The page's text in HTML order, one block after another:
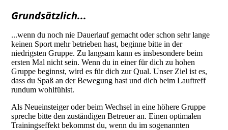
Grundsätzlich...
...wenn du noch nie Dauerlauf gemacht oder schon sehr lange
keinen Sport mehr betrieben hast, beginne bitte in der
niedrigsten Gruppe. Zu langsam kann es insbesondere beim
ersten Mal nicht sein. Wenn du in einer für dich zu hohen
Gruppe beginnst, wird es für dich zur Qual. Unser Ziel ist es,
dass du Spaß an der Bewegung hast und dich beim Lauftreff
rundum wohlfühlst.
Als Neueinsteiger oder beim Wechsel in eine höhere Gruppe
spreche bitte den zuständigen Betreuer an. Einen optimalen
Trainingseffekt bekommst du, wenn du im sogenannten